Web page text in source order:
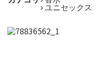
› ユニセックス